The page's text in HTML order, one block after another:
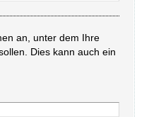
an, unter dem Ihre
Dies kann auch ein